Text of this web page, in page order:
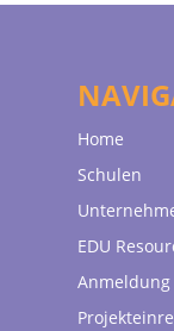
Home
Schulen
EDU
Anmeldung